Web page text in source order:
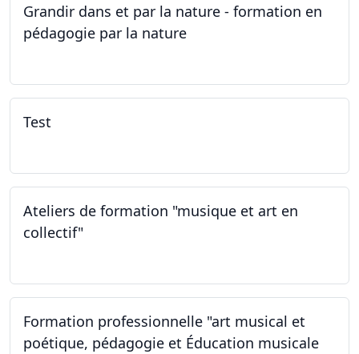
Grandir dans et par la nature - formation en
pédagogie par la nature
Test
Ateliers de formation "musique et art en
collectif"
Formation professionnelle "art musical et
poétique, pédagogie et Éducation musicale